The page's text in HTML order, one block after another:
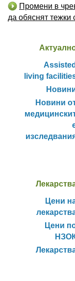
Промени в
да обяснят тежки
Assisted
living
Новини
Цени
Цени